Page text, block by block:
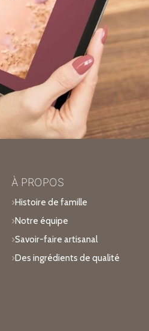
À PROPOS
Histoire de famille
Notre équipe
Savoir-faire artisanal
Des ingrédients de qualité